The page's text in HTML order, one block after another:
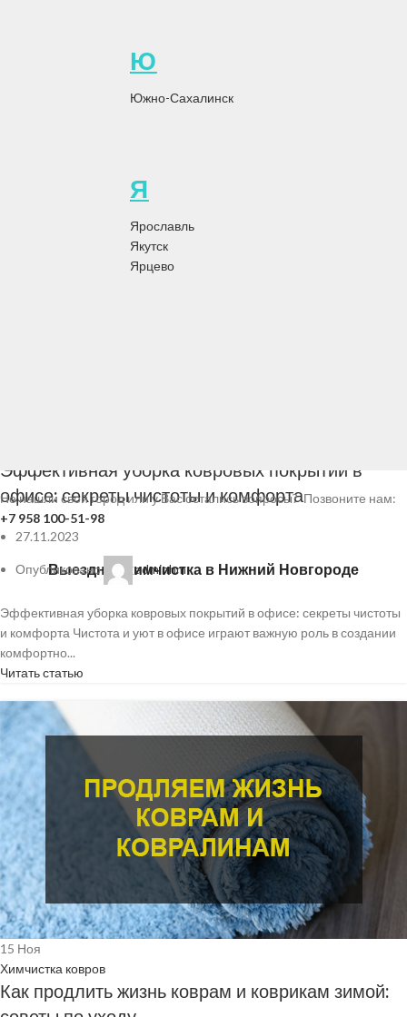
Ю
Южно-Сахалинск
Я
Ярославль
Якутск
Ярцево
Не нашли свой город или у Вас остались вопросы? Позвоните нам:
+7 958 100-51-98
Выездная химчистка в Нижний Новгороде
Как провести глубокую химчистку ковров: секреты чистоты и
Эффективная уборка ковровых покрытий в
офисе: секреты чистоты и комфорта
27.11.2023
Опубликовано adminhm
Эффективная уборка ковровых покрытий в офисе: секреты чистоты
и комфорта Чистота и уют в офисе играют важную роль в создании
комфортно...
Читать статью
15 Ноя
Химчистка ковров
Как продлить жизнь коврам и коврикам зимой: